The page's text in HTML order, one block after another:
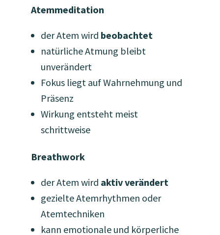
Atemmeditation
der Atem wird beobachtet
natürliche Atmung bleibt
unverändert
Fokus liegt auf Wahrnehmung und
Präsenz
Wirkung entsteht meist
schrittweise
Breathwork
der Atem wird aktiv verändert
gezielte Atemrhythmen oder
Atemtechniken
kann emotionale und körperliche